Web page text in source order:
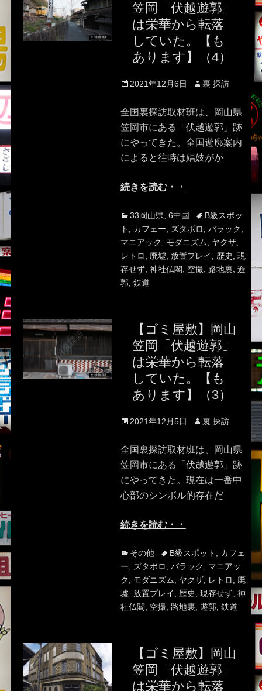
笠岡「伏越遊郭」
は栄華から転落
していた。【も
あります】（4）
Posted
2021年12月6日 Author
裏 探訪
全国裏探訪取材班は、岡山県
笠岡市にある「伏越遊郭」跡
にやってきた。全国遊廓案内
によると往時は娼妓がか
続きを読む・・
Categories
33岡山県 6中国 TagsB級スポッ
ト
カフェー ズタボロ バラック
マニアック
モダニズム ヤクザ,
レトロ
廃墟 放置プレイ 歴史
現
存せず, 神社仏閣 空撮, 路地裏 遊
郭, 鉄道
【ゴミ屋敷】岡山
笠岡「伏越遊郭」
は栄華から転落
していた。【も
あります】（3）
Posted
2021年12月5日 Author
裏 探訪
全国裏探訪取材班は、岡山県
笠岡市にある「伏越遊郭」跡
にやってきた。現在は一番中
心部のシンボル的存在だ
続きを読む・・
Categories
その他 TagsB級スポット
カフェ
ー
ズタボロ バラック
マニアッ
ク
モダニズム ヤクザ, レトロ
廃
墟 放置プレイ 歴史 現存せず, 神
社仏閣
空撮, 路地裏 遊郭, 鉄道
【ゴミ屋敷】岡山
笠岡「伏越遊郭」
は栄華から転落